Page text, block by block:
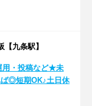
九条駅】
用・投稿など★未
◎短期OK♪土日休